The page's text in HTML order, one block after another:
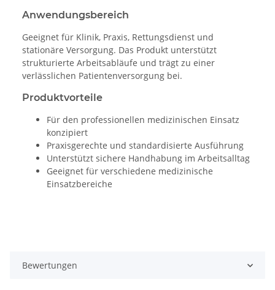
Anwendungsbereich
Geeignet für Klinik, Praxis, Rettungsdienst und
stationäre Versorgung. Das Produkt unterstützt
strukturierte Arbeitsabläufe und trägt zu einer
verlässlichen Patientenversorgung bei.
Produktvorteile
Für den professionellen medizinischen Einsatz
konzipiert
Praxisgerechte und standardisierte Ausführung
Unterstützt sichere Handhabung im Arbeitsalltag
Geeignet für verschiedene medizinische
Einsatzbereiche
Bewertungen